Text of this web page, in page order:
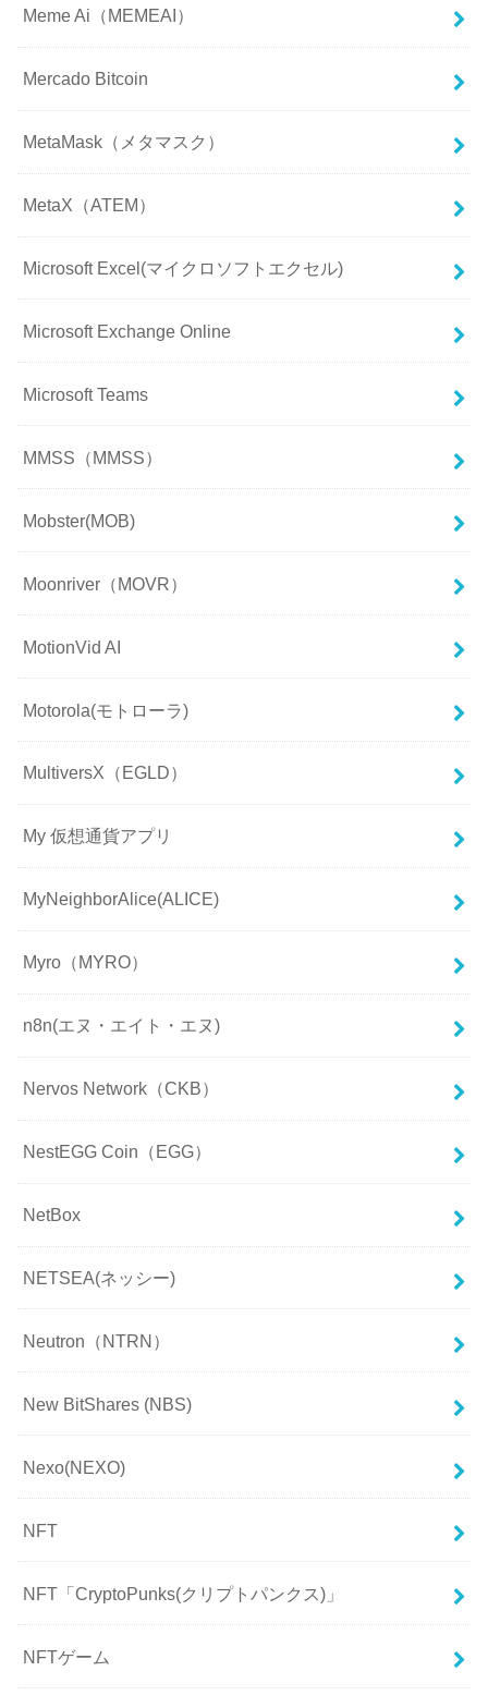
Meme Ai（MEMEAI）
Mercado Bitcoin
MetaMask（メタマスク）
MetaX（ATEM）
Microsoft Excel(マイクロソフトエクセル)
Microsoft Exchange Online
Microsoft Teams
MMSS（MMSS）
Mobster(MOB)
Moonriver（MOVR）
MotionVid AI
Motorola(モトローラ)
MultiversX（EGLD）
My 仮想通貨アプリ
MyNeighborAlice(ALICE)
Myro（MYRO）
n8n(エヌ・エイト・エヌ)
Nervos Network（CKB）
NestEGG Coin（EGG）
NetBox
NETSEA(ネッシー)
Neutron（NTRN）
New BitShares (NBS)
Nexo(NEXO)
NFT
NFT「CryptoPunks(クリプトパンクス)」
NFTゲーム